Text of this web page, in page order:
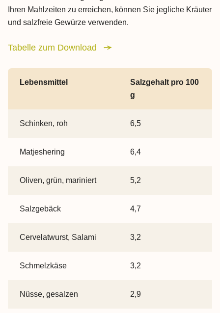
Ihren Mahlzeiten zu erreichen, können Sie jegliche Kräuter
und salzfreie Gewürze verwenden.
Tabelle zum Download
Lebensmittel
Salzgehalt pro 100
g
Schinken, roh 6,5
Matjeshering 6,4
Oliven, grün, mariniert 5,2
Salzgebäck 4,7
Cervelatwurst, Salami 3,2
Schmelzkäse 3,2
Nüsse, gesalzen 2,9